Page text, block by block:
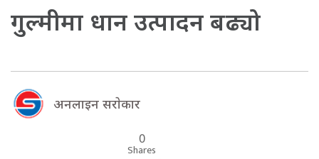
गुल्मीमा धान उत्पादन बढ्यो
अनलाइन सराेकार
0
Shares